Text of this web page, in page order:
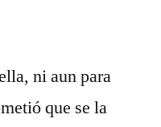
ni aun para
que se la